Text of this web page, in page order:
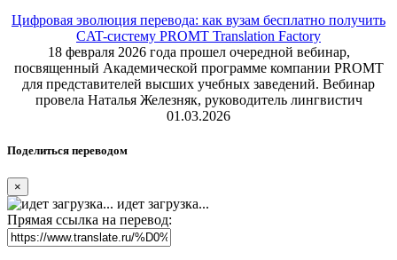
Цифровая эволюция перевода: как вузам бесплатно получить
CAT-систему PROMT Translation Factory
18 февраля 2026 года прошел очередной вебинар,
посвященный Академической программе компании PROMT
для представителей высших учебных заведений. Вебинар
провела Наталья Железняк, руководитель лингвистич
01.03.2026
Поделиться переводом
×
идет загрузка...
Прямая ссылка на перевод: